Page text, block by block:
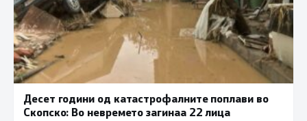
Десет години од катастрофалните поплави во
Скопско: Во невремето загинаа 22 лица